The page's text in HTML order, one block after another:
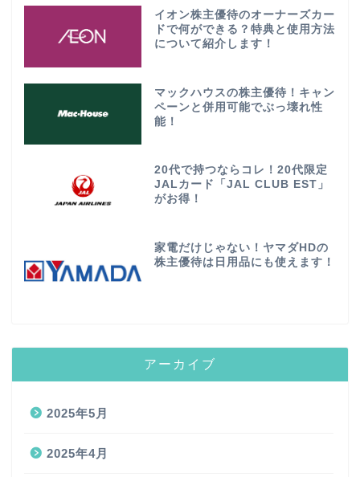
イオン株主優待のオーナーズカー
ドで何ができる？特典と使用方法
について紹介します！
マックハウスの株主優待！キャン
ペーンと併用可能でぶっ壊れ性
能！
20代で持つならコレ！20代限定
JALカード「JAL CLUB EST」
がお得！
家電だけじゃない！ヤマダHDの
株主優待は日用品にも使えます！
アーカイブ
2025年5月
2025年4月